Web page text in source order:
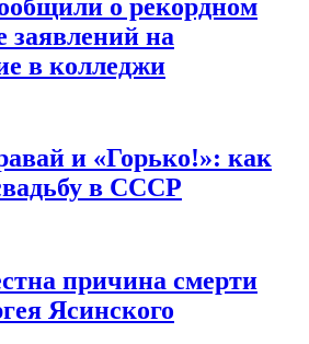
о рекордном
заявлений на
в колледжи
и «Горько!»: как
в СССР
причина смерти
Ясинского